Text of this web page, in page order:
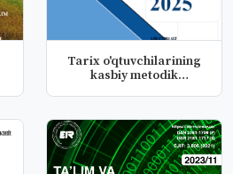
Tarix o'qtuvchilarining
kasbiy metodik